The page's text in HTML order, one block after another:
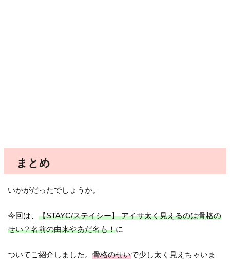
まとめ
いかがだったでしょうか。
今回は、【STAYC/ステイシー】 アイサ太く見えるのは骨格の
せい？名前の由来やあだ名も！に
ついてご紹介しました。骨格のせいで少し太く見えちゃいま